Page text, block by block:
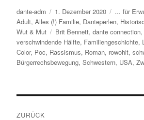
Autor
dante-adm
Veröffentlicht
am
1. Dezember 2020 ... für
Adult,Alles (!) Familie, Danteperlen,
Wut & Mut
Schlagwörter
Brit Bennett,dante connection
verschwindende Hälfte, Familiengeschichte,
Color, Poc, Rassismus, Roman, rowohlt,
Bürgerrechsbewegung,Schwestern, USA,
ZURÜCK